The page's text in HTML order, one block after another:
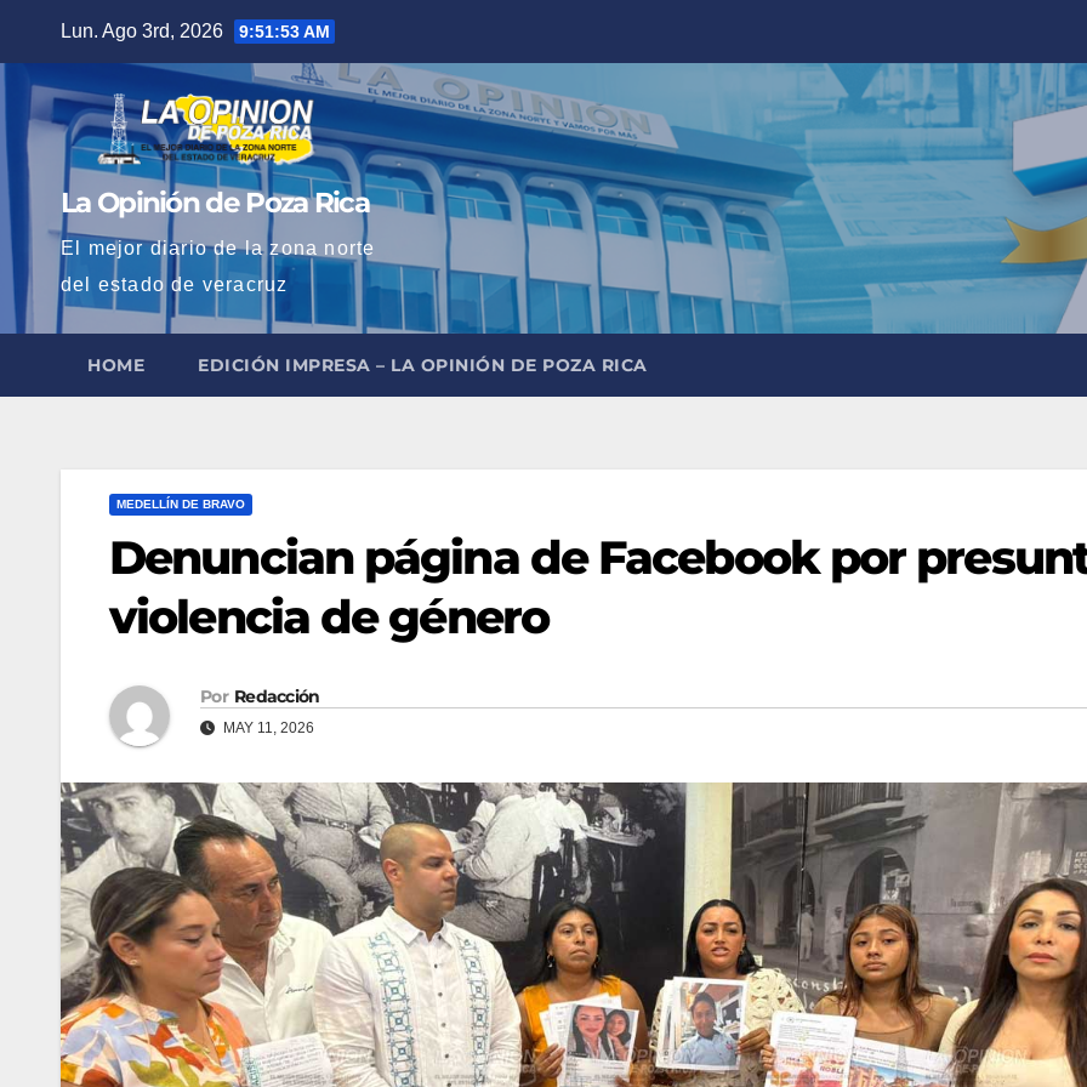
contenido
Lun. Ago 3rd, 2026 9:51:54 AM
La Opinión de Poza Rica
El mejor diario de la zona norte
del estado de veracruz
HOME EDICIÓN IMPRESA – LA OPINIÓN DE POZA RICA
MEDELLÍN DE BRAVO
Denuncian página de Facebook por
violencia de género
Por Redacción
MAY 11, 2026